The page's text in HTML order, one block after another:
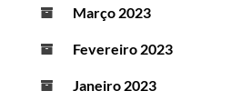
Março 2023
Fevereiro 2023
Janeiro 2023